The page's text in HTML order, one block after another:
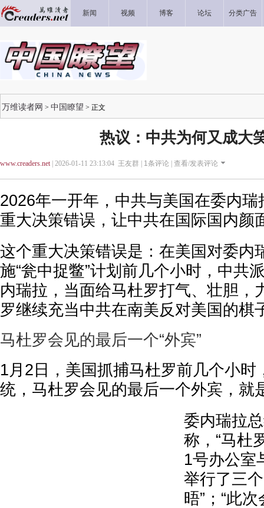
新闻 视频 博客 论坛 分类广告
万维读者网 > 中国瞭望 > 正文
热议：中共为何又成大
www.creaders.net| 2026-01-11 23:13:04 王友群 | 1条评论 | 查看/发表评论
2026年一开年，中共与美国在委内
重大决策错误，让中共在国际国内颜
这个重大决策错误是：在美国对委内
施“瓮中捉鳖”计划前几个小时，中共
内瑞拉，当面给马杜罗打气、壮胆，
罗继续充当中共在南美反对美国的棋
马杜罗会见的最后一个“外宾”
1月2日，美国抓捕马杜罗前几个小时
统，马杜罗会见的最后一个外宾，就
委内瑞拉
称，“马杜
1号办公室
举行了三
晤”；“此